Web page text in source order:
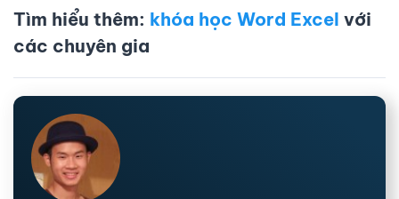
Tìm hiểu thêm: khóa học Word Excel với
các chuyên gia